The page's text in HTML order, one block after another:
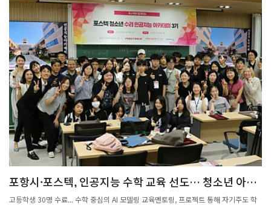
포항시·포스텍, 인공지능 수학 교육 선도… 청소년 아카
데미 3기 성료
고등학생 30명 수료... 수학 중심의 AI 모델링 교육멘토링, 프로젝트 통해 자기주도 학